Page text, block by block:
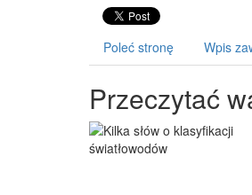
Poleć stronę Wpis
Przeczytać